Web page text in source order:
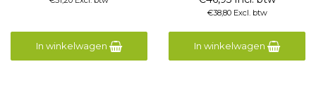
In winkelwagen
€38,80 Excl. btw
In winkelwagen